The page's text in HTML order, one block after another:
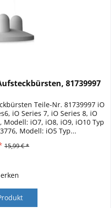
81739997
Teile-Nr. 81739997 iO
iO Series 7, iO Series 8, iO
Modell: iO7, iO8, iO9, iO10 Typ
Modell: iO5 Typ...
15,99 € *